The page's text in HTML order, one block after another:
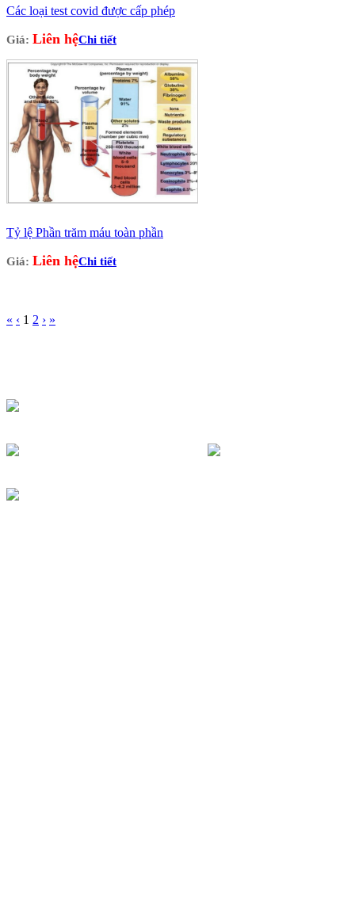
Các loại test covid được cấp phép
Giá: Liên hệChi tiết
Tỷ lệ Phần trăm máu toàn phần
Giá: Liên hệChi tiết
« ‹ 1 2 › »